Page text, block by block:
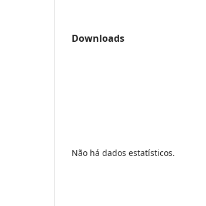
Downloads
Não há dados estatísticos.